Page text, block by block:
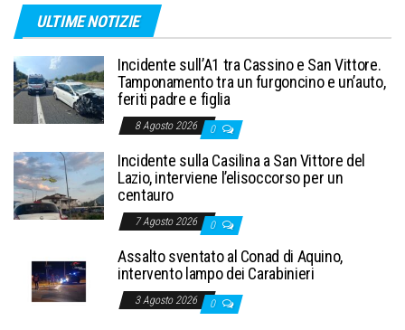
ULTIME NOTIZIE
Incidente sull’A1 tra Cassino e San Vittore.
Tamponamento tra un furgoncino e un’auto,
feriti padre e figlia
8 Agosto 2026 0
Incidente sulla Casilina a San Vittore del
Lazio, interviene l’elisoccorso per un
centauro
7 Agosto 2026 0
Assalto sventato al Conad di Aquino,
intervento lampo dei Carabinieri
3 Agosto 2026 0